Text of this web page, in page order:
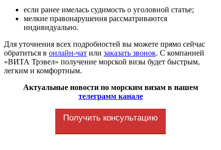
если ранее имелась судимость о уголовной статье;
мелкие правонарушения рассматриваются
индивидуально.
Для уточнения всех подробностей вы можете прямо сейчас
обратиться в онлайн-чат или заказать звонок. С компанией
«ВИТА Трэвел» получение морской визы будет быстрым,
легким и комфортным.
Актуальные новости по морским визам в нашем
телеграмм канале
Получить консультацию